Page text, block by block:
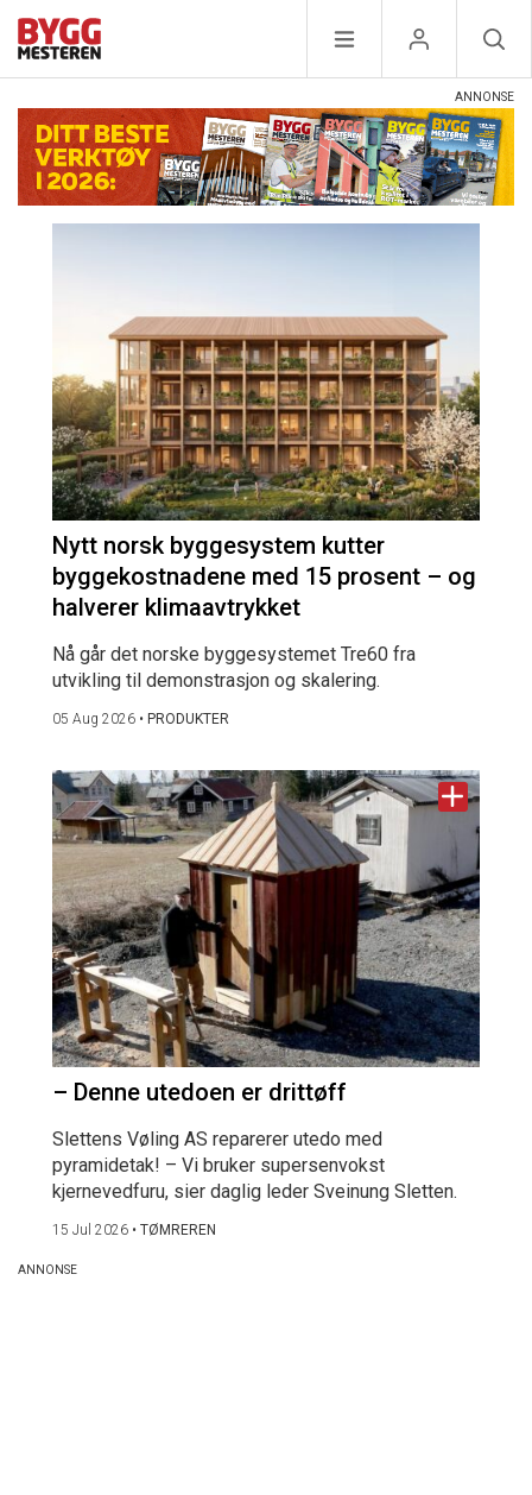
Nytt norsk byggesystem kutter
byggekostnadene med 15 prosent – og
halverer klimaavtrykket
Nå går det norske byggesystemet Tre60 fra
utvikling til demonstrasjon og skalering.
05 Aug 2026 • PRODUKTER
– Denne utedoen er drittøff
Slettens Vøling AS reparerer utedo med
pyramidetak! – Vi bruker supersenvokst
kjernevedfuru, sier daglig leder Sveinung Sletten.
15 Jul 2026 • TØMREREN